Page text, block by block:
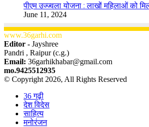
पीएम उज्ज्वला योजना : लाखों महिलाओं को
June 11, 2024
www.36garhi.com
Editor - Jayshree
Pandri , Raipur (c.g.)
Email: 36garhikhabar@gmail.com
mo.9425512935
© Copyright 2026, All Rights Reserved
36 गढ़ी
देश विदेस
साहित्य
मनोरंजन